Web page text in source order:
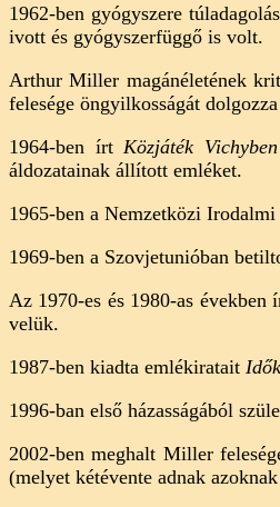
1962-ben gyógyszere
ivott és gyógyszerfüggő is volt.
Arthur Miller magánéletének
felesége öngyilkosságát
1964-ben írt Közjáték Vichyben
áldozatainak állított emléket.
1965-ben a Nemzetközi
1969-ben a Szovjetunióban
Az 1970-es és 1980-as
velük.
1987-ben kiadta emlékiratait
1996-ban első házasságából
2002-ben meghalt Miller
(melyet kétévente adnak